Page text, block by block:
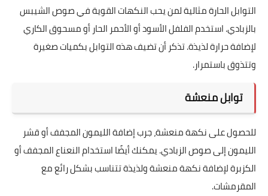
التوابل الحارة مثالية لمن يحب النكهات القوية في صوص الشيبس
بالزبادي. استخدم الفلفل الأسود أو الأحمر الحار أو مسحوق الكاري
لإضافة حرارة لذيذة. تذكر أن تضيف هذه التوابل بكميات صغيرة
وتتذوق باستمرار.
توابل منعشة
للحصول على نكهة منعشة، جرب إضافة الليمون المجفف أو قشر
الليمون إلى صوص الزبادي. يمكنك أيضًا استخدام النعناع المجفف أو
الكزبرة لإضافة نكهة منعشة ولذيذة تتناسب بشكل رائع مع
المقرمشات.